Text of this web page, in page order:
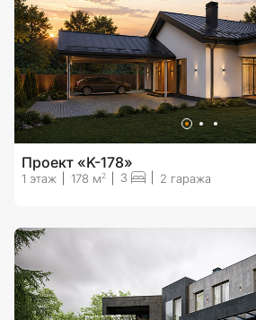
Проект «K-178»
1 этаж 178 м 2 3 2 гаража